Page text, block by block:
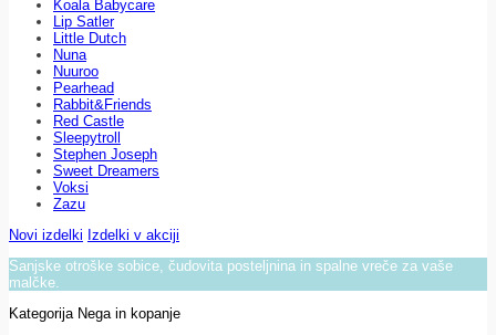
Koala Babycare
Lip Satler
Little Dutch
Nuna
Nuuroo
Pearhead
Rabbit&Friends
Red Castle
Sleepytroll
Stephen Joseph
Sweet Dreamers
Voksi
Zazu
Novi izdelki Izdelki v akciji
Sanjske otroške sobice, čudovita posteljnina in spalne vreče za vaše
malčke.
Kategorija Nega in kopanje